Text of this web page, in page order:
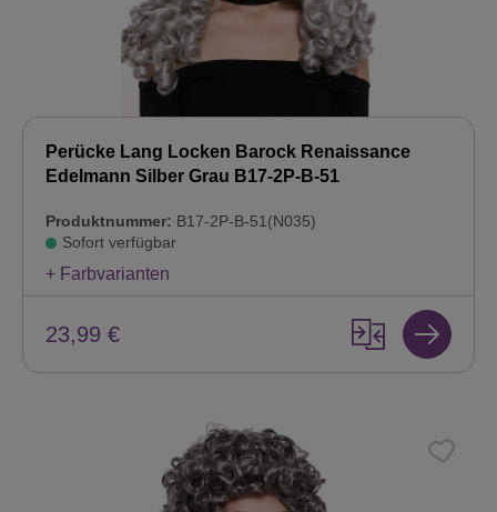
Perücke Lang Locken Barock Renaissance
Edelmann Silber Grau B17-2P-B-51
Produktnummer: B17-2P-B-51(N035)
Sofort verfügbar
+ Farbvarianten
23,99 €